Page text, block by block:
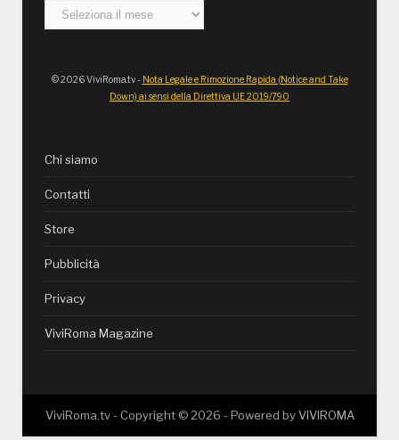
Archivi
© 2026 ViviRoma.tv - Nota Legale e Rimozione Rapida (Notice and Take
Down) ai sensi della Direttiva UE 2019/790
Chi siamo
Contatti
Store
Pubblicità
Privacy
ViviRoma Magazine
ViviRoma.tv - Copyright ©2026 - Powered byVIVIROMA